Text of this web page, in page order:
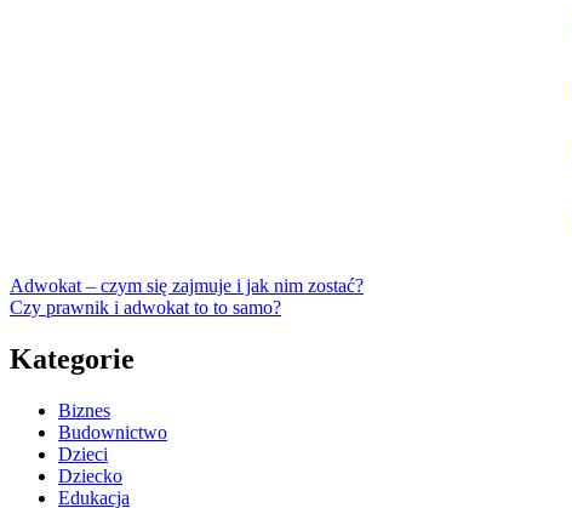
Adwokat – czym się zajmuje i jak nim zostać?
Czy prawnik i adwokat to to samo?
Kategorie
Biznes
Budownictwo
Dzieci
Dziecko
Edukacja